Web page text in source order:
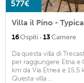
577€
16Ospiti · 13Camere
Da questa villa di
per raggiungere Etna e
km da Via Etnea e 15,5
Questa villa ...